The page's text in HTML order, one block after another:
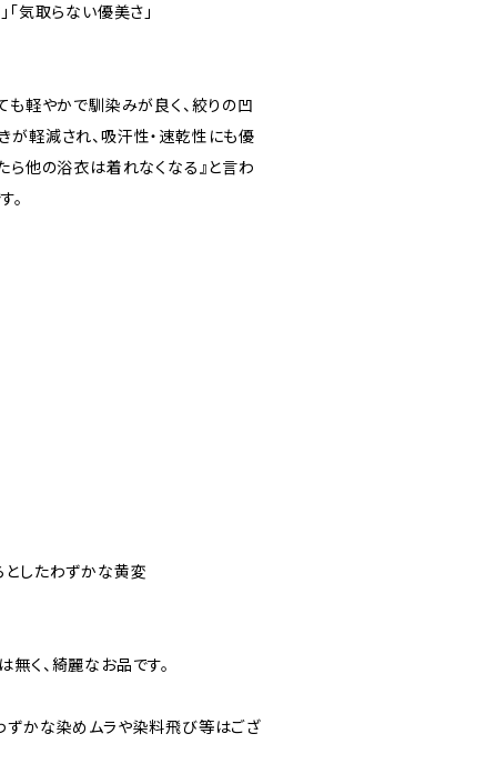
「気取らない優美さ」
も軽やかで馴染みが良く、絞りの凹
が軽減され、吸汗性・速乾性にも優
ら他の浴衣は着れなくなる』と言わ
。
したわずかな黄変
く、綺麗なお品です。
ずかな染めムラや染料飛び等はござ